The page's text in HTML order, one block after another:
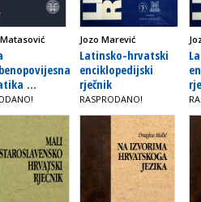
...
Jozo Marević
Latinsko-hrvatski
enciklopedijski
rječnik
RASPRODANO!